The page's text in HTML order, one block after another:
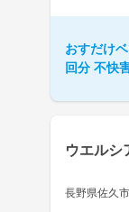
おすだけ
回分 不快
ウエルシ
長野県佐久